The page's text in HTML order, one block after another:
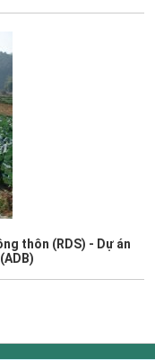
thôn (RDS) - Dự án